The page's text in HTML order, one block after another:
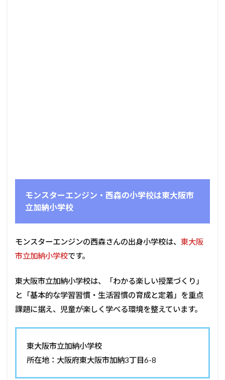
モンスターエンジン・西森の小学校は東大阪市
立加納小学校
モンスターエンジンの西森さんの出身小学校は、 東大阪
市立加納小学校です。
東大阪市立加納小学校は、「わかる楽しい授業づくり」
と「基本的な学習習慣・生活習慣の育成と定着」を重点
課題に据え、児童が楽しく学べる環境を整えています。
東大阪市立加納小学校
所在地：大阪府東大阪市加納3丁目6-8